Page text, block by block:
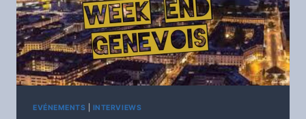
EVÉNEMENTS INTERVIEWS